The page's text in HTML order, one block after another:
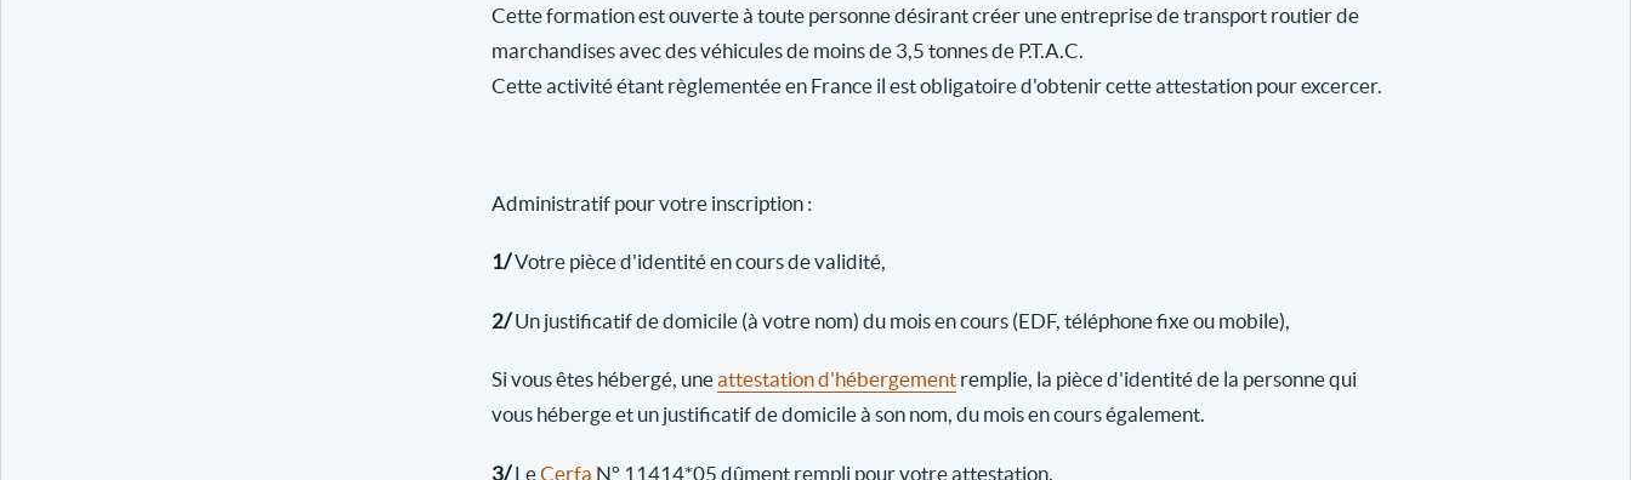
Cette formation est ouverte à toute personne désirant créer une entreprise de transport routier de
marchandises avec des véhicules de moins de 3,5 tonnes de P.T.A.C.
Cette activité étant règlementée en France il est obligatoire d'obtenir cette attestation pour excercer.
Administratif pour votre inscription :
1/Votre pièce d'identité en cours de validité,
2/Un justificatif de domicile (à votre nom) du mois en cours (EDF, téléphone fixe ou mobile),
Si vous êtes hébergé, uneattestation d'hébergement remplie, la pièce d'identité de la personne qui
vous héberge et un justificatif de domicile à son nom, du mois en cours également.
3/LeCerfa N° 11414*05 dûment rempli pour votre attestation.